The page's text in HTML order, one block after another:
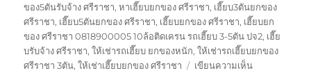
ของ5ตันรับจ้าง ศรีราชา,หาเฮี๊ยบยกของ ศรีราชา, เฮี๊ยบ3ตันยกของ
ศรีราชา, เฮี๊ยบ5ตันยกของ ศรีราชา, เฮี๊ยบยกของ ศรีราชา, เฮี๊ยบยก
ของ ศรีราชา 0818900005 10ล้อติดเครน รถเฮี๊ยบ 3-5ตัน ปจ2, เฮี๊ย
บรับจ้าง ศรีราชา,ให้เช่ารถเฮี๊ยบ ยกของหนัก,ให้เช่ารถเฮี๊ยบยกของ
ศรีราชา 3ตัน,ให้เช่าเฮี๊ยบยกของ ศรีราชา เขียนความเห็นบน